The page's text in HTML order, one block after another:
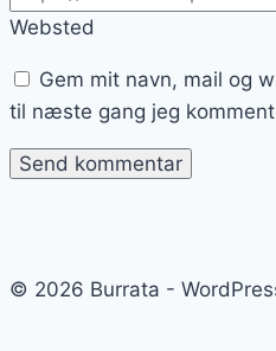
Websted
Gem mit navn, mail og
til næste gang jeg
© 2026 Burrata -